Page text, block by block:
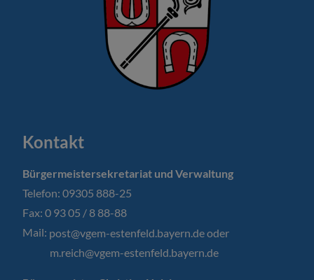
Kontakt
Bürgermeistersekretariat und Verwaltung
Telefon: 09305 888-25
Fax: 0 93 05 / 8 88-88
Mail: post@vgem-estenfeld.bayern.de oder
m.reich@vgem-estenfeld.bayern.de